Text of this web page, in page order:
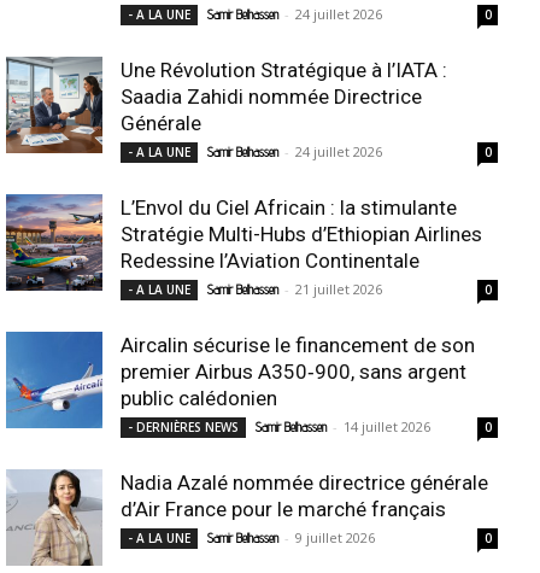
- A LA UNE Samir Belhassen - 24 juillet 2026 0
Une Révolution Stratégique à l’IATA :
Saadia Zahidi nommée Directrice
Générale
- A LA UNE Samir Belhassen - 24 juillet 2026 0
L’Envol du Ciel Africain : la stimulante
Stratégie Multi-Hubs d’Ethiopian Airlines
Redessine l’Aviation Continentale
- A LA UNE Samir Belhassen - 21 juillet 2026 0
Aircalin sécurise le financement de son
premier Airbus A350‑900, sans argent
public calédonien
- DERNIÈRES NEWS Samir Belhassen - 14 juillet 2026 0
Nadia Azalé nommée directrice générale
d’Air France pour le marché français
- A LA UNE Samir Belhassen - 9 juillet 2026 0